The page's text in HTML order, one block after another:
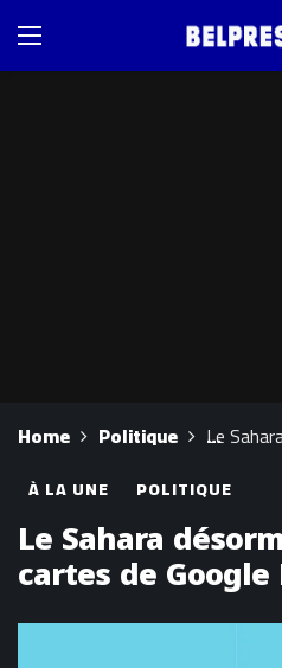
Home Politique Le
À LA UNE POLITIQUE
Le Sahara
cartes de Google